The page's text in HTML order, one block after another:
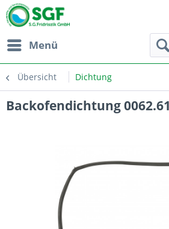
Menü
Übersicht Dichtung
Backofendichtung